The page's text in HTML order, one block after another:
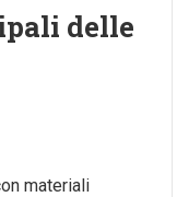
delle
materiali